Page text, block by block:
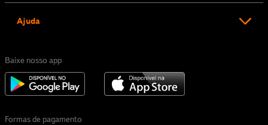
Ajuda
Baixe nosso app
Formas de pagamento